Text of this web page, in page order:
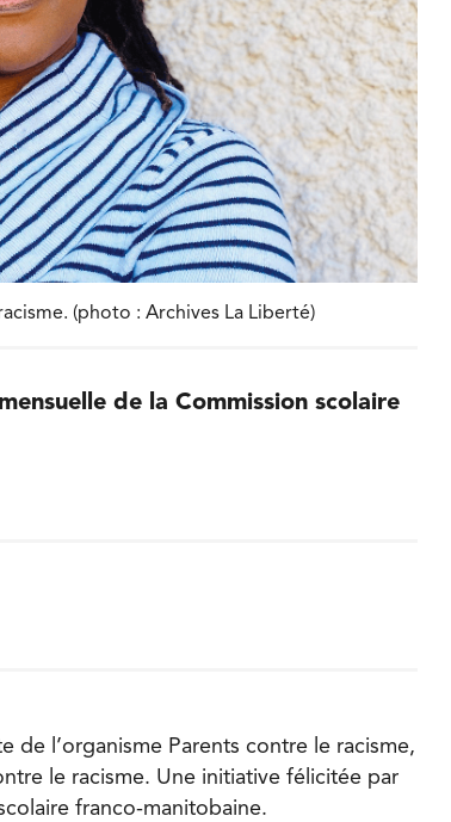
(photo : Archives La Liberté)
de la Commission scolaire
de l’organisme Parents contre le racisme,
le racisme. Une initiative félicitée par
franco-manitobaine.